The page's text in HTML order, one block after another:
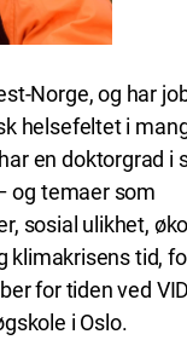
Norge, og har
helsefeltet i
en doktorgrad i
og temaer som
sosial ulikhet,
klimakrisens tid,
for tiden ved VID
i Oslo.